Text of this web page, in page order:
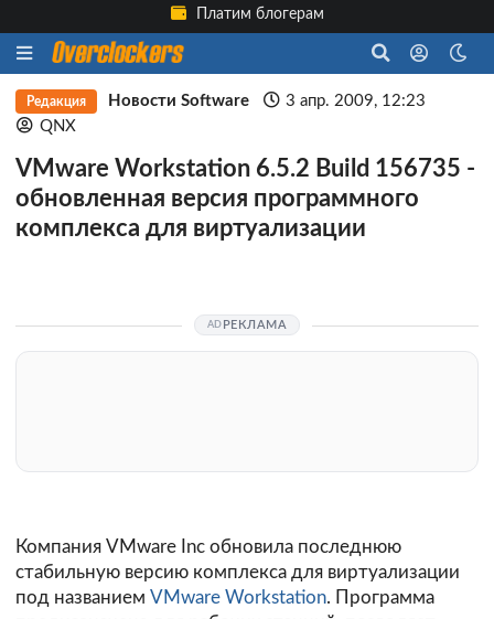
Платим блогерам
Редакция Новости Software
3 апр. 2009, 12:23
QNX
VMware Workstation 6.5.2 Build 156735 -
обновленная версия программного
комплекса для виртуализации
РЕКЛАМА
Компания VMware Inc обновила последнюю
стабильную версию комплекса для виртуализации
под названием VMware Workstation. Программа